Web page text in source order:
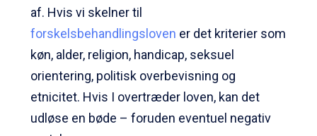
af. Hvis vi skelner til
forskelsbehandlingsloven er det kriterier som
køn, alder, religion, handicap, seksuel
orientering, politisk overbevisning og
etnicitet. Hvis I overtræder loven, kan det
udløse en bøde – foruden eventuel negativ